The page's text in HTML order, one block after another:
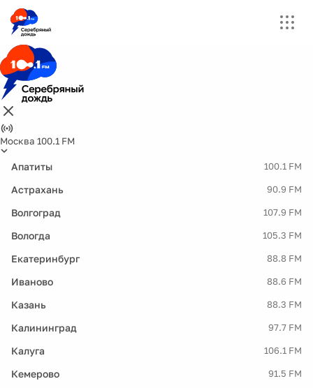
Москва 100.1 FM
Апатиты 100.1 FM
Астрахань 90.9 FM
Волгоград 107.9 FM
Вологда 105.3 FM
Екатеринбург 88.8 FM
Иваново 88.6 FM
Казань 88.3 FM
Калининград 97.7 FM
Калуга 106.1 FM
Кемерово 91.5 FM